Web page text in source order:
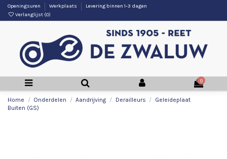
Openingsuren Werkplaats
Levering binnen 1-3 dagen
Verlanglijst (0)
0
Home Onderdelen Aandrijving Derailleurs
Geleideplaat
Buiten (GS)